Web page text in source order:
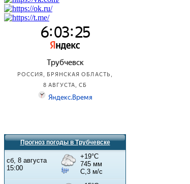
Прогноз погоды в Трубчевске